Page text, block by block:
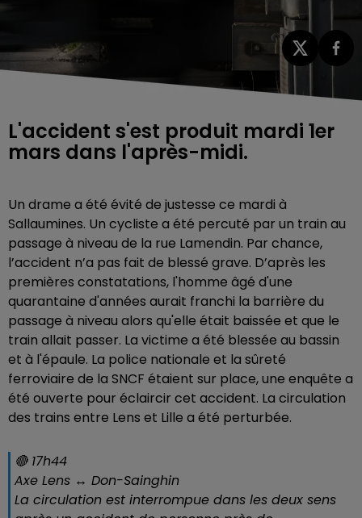
L'accident s'est produit mardi 1er
mars dans l'après-midi.
Un drame a été évité de justesse ce mardi à
Sallaumines. Un cycliste a été percuté par un train au
passage à niveau de la rue Lamendin. Par chance,
l’accident n’a pas fait de blessé grave. D’après les
premières constatations, l'homme âgé d'une
quarantaine d'années aurait franchi la barrière du
passage à niveau alors qu'elle était baissée et que le
train allait passer. La victime a été blessée au bassin
et à l'épaule. La police nationale et la sûreté
ferroviaire de la SNCF étaient sur place, une enquête a
été ouverte pour éclaircir cet accident. La circulation
des trains entre Lens et Lille a été perturbée.
🔴 17h44
Axe Lens ↔ Don-Sainghin
La circulation est interrompue dans les deux sens